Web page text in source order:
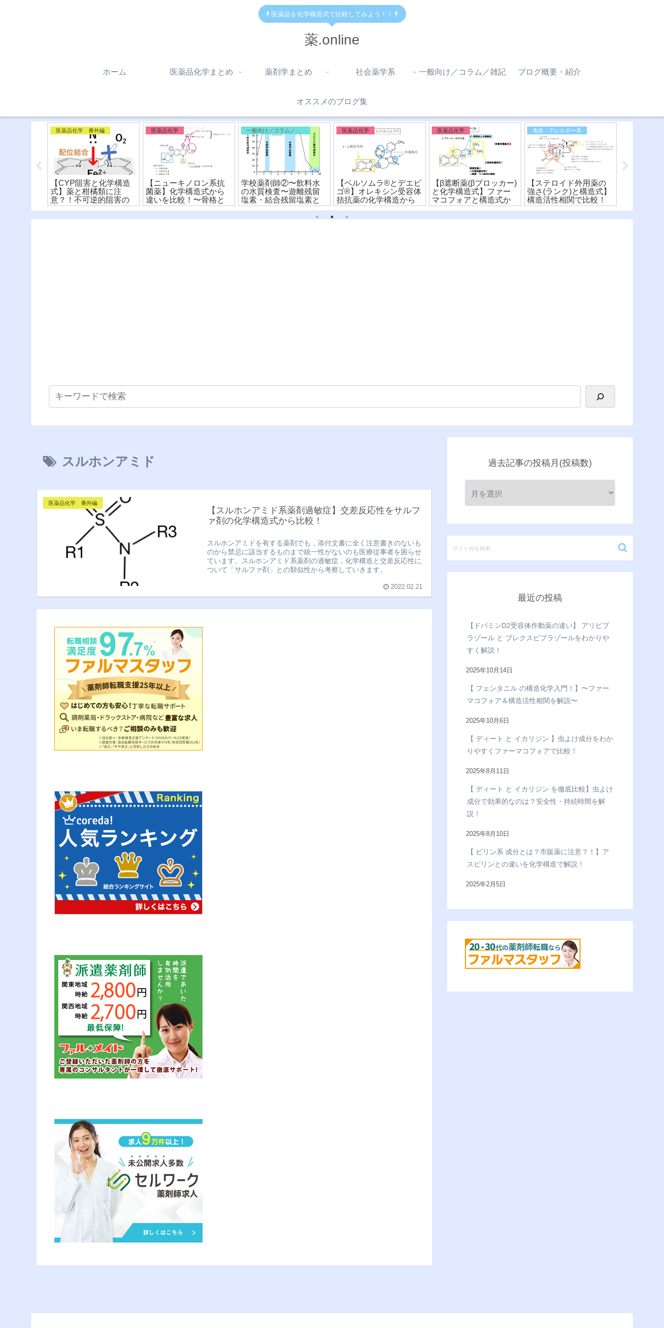
💊医薬品を化学構造式で比較してみよう！！💊
薬.online
ホーム 医薬品化学まとめ 薬剤学まとめ 社会薬学系 一般向け／コラム／雑記 ブログ概要・紹介
オススメのブログ集
医薬品化学 番外編
【CYP阻害と化学構造
式】薬と柑橘類に注
意？！不可逆的阻害の
メカニズムを解説！
医薬品化学
【ニューキノロン系抗
菌薬】化学構造式から
違いを比較！〜骨格と
構造活性相関〜
学校薬剤師②〜飲料水
の水質検査〜遊離残留
塩素・結合残留塩素と
消費量・要求量
医薬品化学
【ベルソムラ®︎とデエビ
ゴ®︎】オレキシン受容体
拮抗薬の化学構造から
違いを比較！
医薬品化学
【β遮断薬(βブロッカー)
と化学構造式】ファー
マコフォアと構造式か
ら薬剤を比較！
免疫・アレルギー系
【ステロイド外用薬の
強さ(ランク)と構造式】
構造活性相関で比較！
スルホンアミド
医薬品化学 番外編
【スルホンアミド系薬剤過敏症】交差反応性をサルフ
ァ剤の化学構造式から比較！
スルホンアミドを有する薬剤でも，添付文書に全く注意書きのないも
のから禁忌に該当するものまで統一性がないのも医療従事者を困らせ
ています。スルホンアミド系薬剤の過敏症，化学構造と交差反応性に
ついて「サルファ剤」との類似性から考察していきます。
2022.02.21
過去記事の投稿月(投稿数)
最近の投稿
【ドパミンD2受容体作動薬の違い】 アリピプ
ラゾール と ブレクスピプラゾールをわかりや
すく解説！
2025年10月14日
【 フェンタニル の構造化学入門！】〜ファー
マコフォア＆構造活性相関を解説〜
2025年10月6日
【 ディート と イカリジン 】虫よけ成分をわか
りやすくファーマコフォアで比較！
2025年8月11日
【 ディート と イカリジン を徹底比較】虫よけ
成分で効果的なのは？安全性・持続時間を解
説！
2025年8月10日
【 ピリン系 成分とは？市販薬に注意？！】ア
スピリンとの違いを化学構造で解説！
2025年2月5日